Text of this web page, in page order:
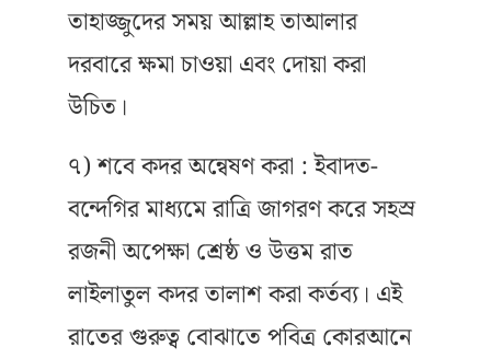
তাহাজ্জুদের সময় আল্লাহ তাআলার
দরবারে ক্ষমা চাওয়া এবং দোয়া করা
উচিত।
৭) শবে কদর অন্বেষণ করা : ইবাদত-
বন্দেগির মাধ্যমে রাত্রি জাগরণ করে সহস্র
রজনী অপেক্ষা শ্রেষ্ঠ ও উত্তম রাত
লাইলাতুল কদর তালাশ করা কর্তব্য। এই
রাতের গুরুত্ব বোঝাতে পবিত্র কোরআনে